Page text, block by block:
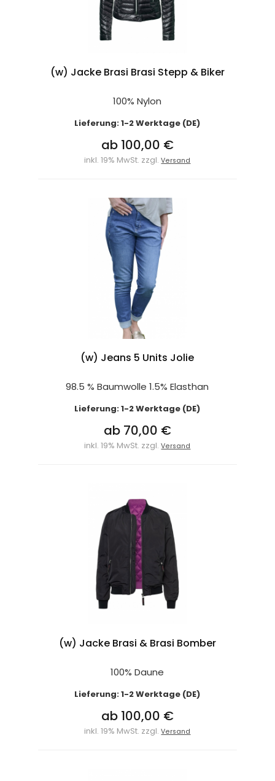
(w) Jacke Brasi Brasi Stepp & Biker
100% Nylon
Lieferung: 1-2 Werktage (DE)
ab 100,00 €
inkl. 19% MwSt. zzgl.Versand
(w) Jeans 5 Units Jolie
98.5 % Baumwolle 1.5% Elasthan
Lieferung: 1-2 Werktage (DE)
ab 70,00 €
inkl. 19% MwSt. zzgl.Versand
(w) Jacke Brasi & Brasi Bomber
100% Daune
Lieferung: 1-2 Werktage (DE)
ab 100,00 €
inkl. 19% MwSt. zzgl.Versand